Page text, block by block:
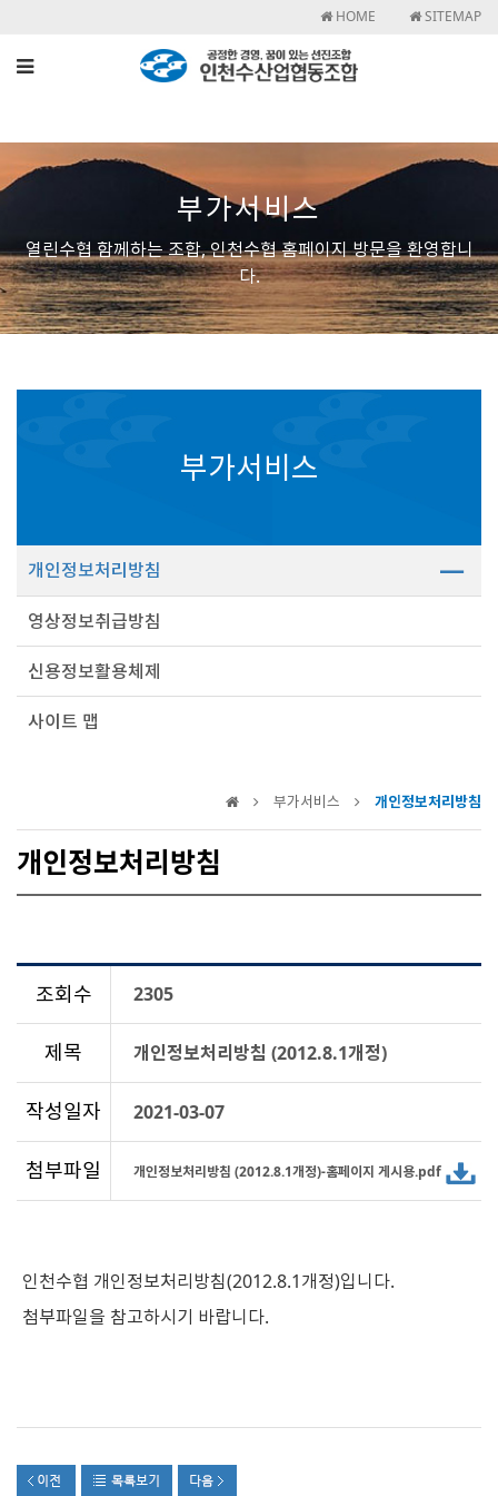
HOME SITEMAP
부가서비스
열린수협 함께하는 조합, 인천수협 홈페이지 방문을 환영합니
다.
부가서비스
개인정보처리방침
영상정보취급방침
신용정보활용체제
사이트 맵
부가서비스 개인정보처리방침
개인정보처리방침
조회수 2305
제목 개인정보처리방침 (2012.8.1개정)
작성일자 2021-03-07
첨부파일 개인정보처리방침 (2012.8.1개정)-홈페이지 게시용.pdf
인천수협 개인정보처리방침(2012.8.1개정)입니다.
첨부파일을 참고하시기 바랍니다.